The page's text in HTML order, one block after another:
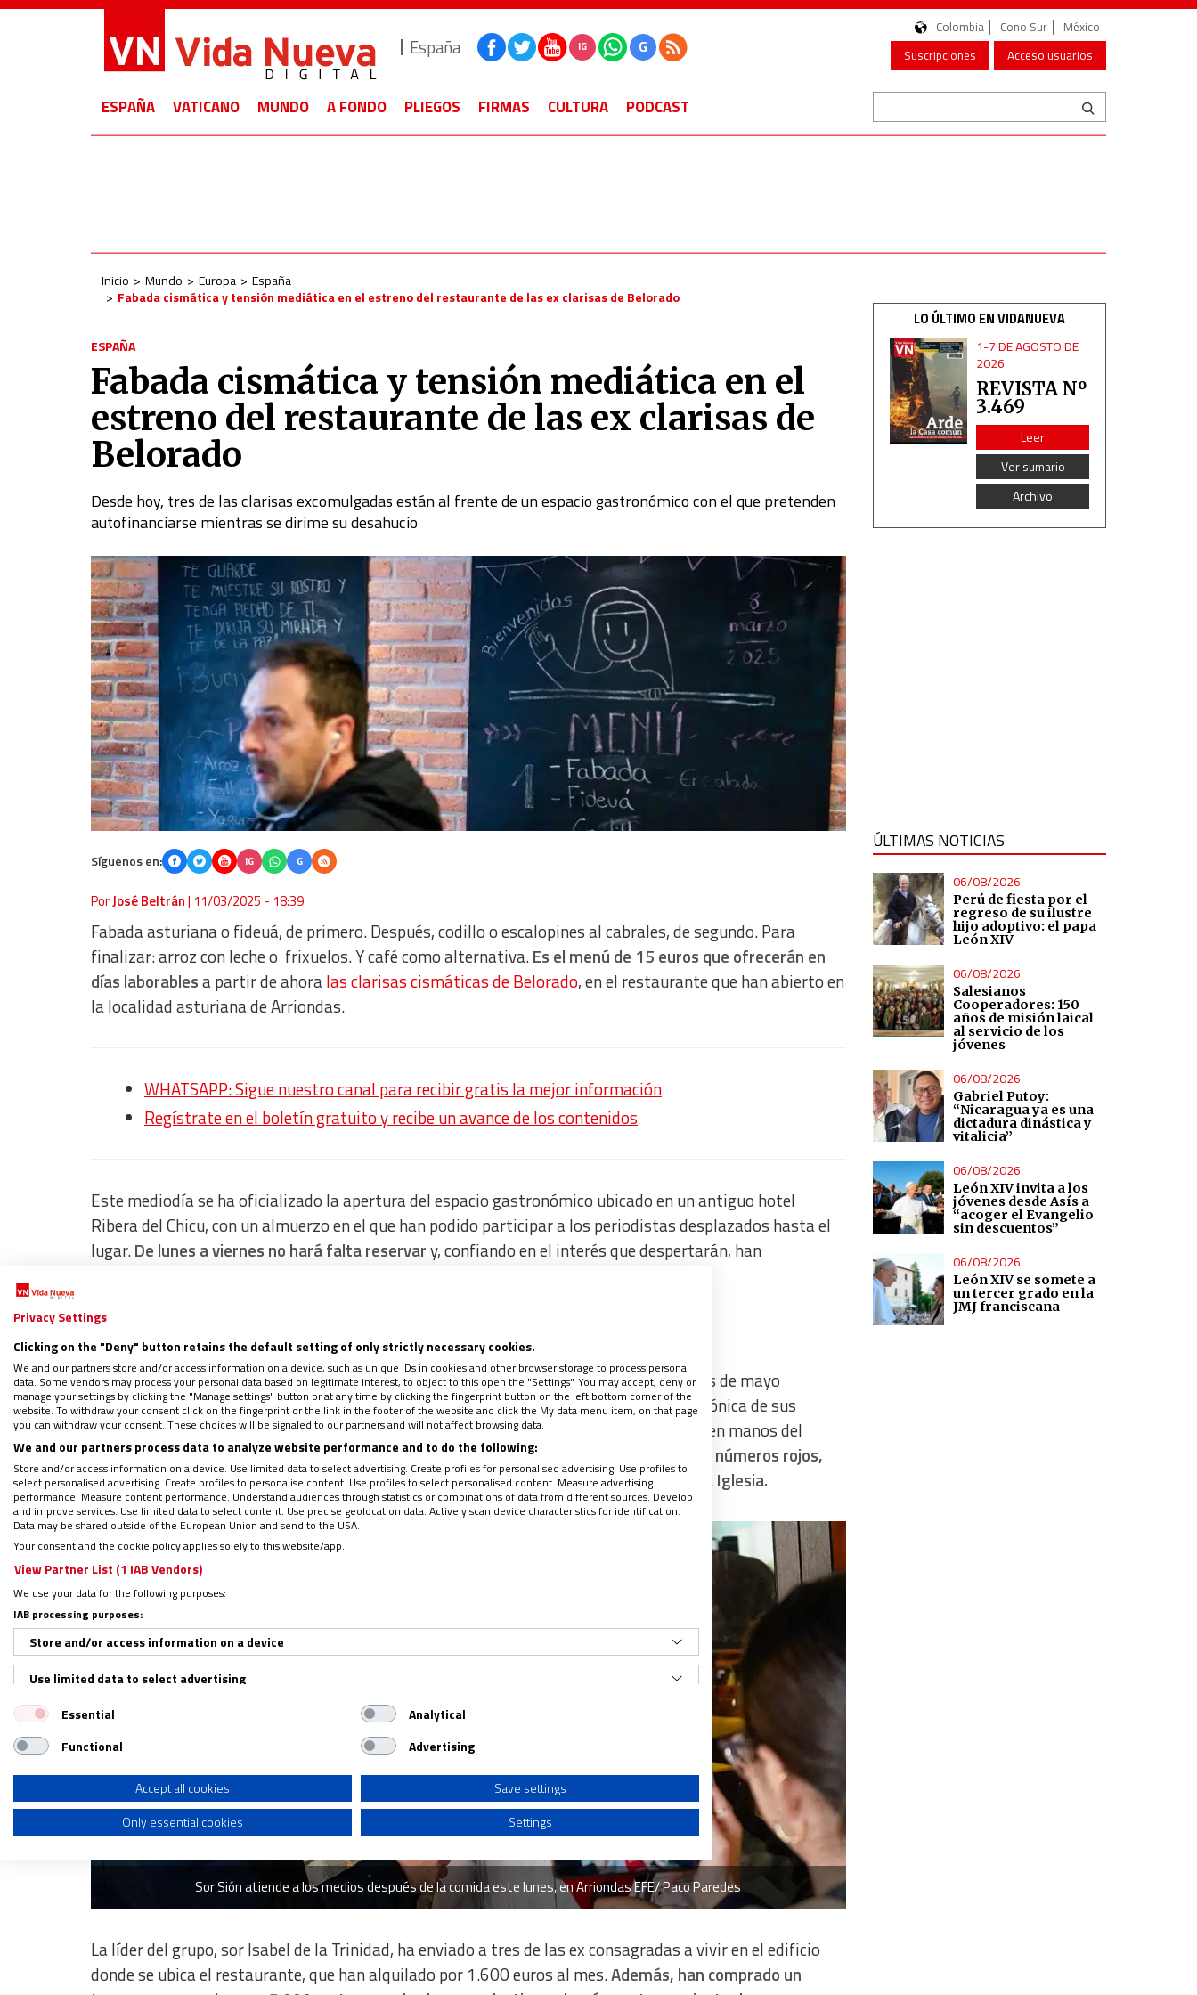
España IG G
Colombia Cono Sur
México
Suscripciones
Acceso usuarios
ESPAÑA VATICANO MUNDO A FONDO PLIEGOS FIRMAS CULTURA PODCAST
Inicio Mundo Europa
España
Fabada cismática y tensión mediática en el estreno del restaurante de las ex clarisas de Belorado
ESPAÑA
Fabada cismática y tensión mediática en el
estreno del restaurante de las ex clarisas de
Belorado
Desde hoy, tres de las clarisas excomulgadas están al frente de un espacio gastronómico con el que pretenden
autofinanciarse mientras se dirime su desahucio
Síguenos en: IG G
PorJosé Beltrán| 11/03/2025 - 18:39
Fabada asturiana o fideuá, de primero. Después, codillo o escalopines al cabrales, de segundo. Para
finalizar: arroz con leche o frixuelos. Y café como alternativa.Es el menú de 15 euros que ofrecerán en
días laborablesa partir de ahoralas clarisas cismáticas de Belorado, en el restaurante que han abierto en
la localidad asturiana de Arriondas.
WHATSAPP: Sigue nuestro canal para recibir gratis la mejor información
Regístrate en el boletín gratuito y recibe un avance de los contenidos
Este mediodía se ha oficializado la apertura del espacio gastronómico ubicado en un antiguo hotel
Ribera del Chicu, con un almuerzo en el que han podido participar a los periodistas desplazados hasta el
lugar.De lunes a viernes no hará falta reservary, confiando en el interés que despertarán, han
Situación agónica
Las monjas excomulgadas que decidieron separarse de la Iglesia católica el pasado mes de mayo
decidieron embarcarse en esta nueva aventura empresarial, después de la situación agónica de sus
finanzas ya antes de que la Santa Sede pusiera la gestión del patrimonio del convento en manos del
arzobispo de Burgos, Mario Iceta, como comisario pontificio.Ahora, confían salir de los números rojos,
mientras la Justicia decide sobre la demanda de desahucio que interpuso contra ellas la Iglesia.
Sor Sión atiende a los medios después de la comida este lunes, en Arriondas EFE/ Paco Paredes
La líder del grupo, sor Isabel de la Trinidad, ha enviado a tres de las ex consagradas a vivir en el edificio
donde se ubica el restaurante, que han alquilado por 1.600 euros al mes.Además, han comprado un
LO ÚLTIMO EN VIDANUEVA
1-7 DE AGOSTO DE
2026
REVISTA Nº
3.469
Leer
Ver sumario
Archivo
ÚLTIMAS NOTICIAS
06/08/2026
Perú de fiesta por el
regreso de su ilustre
hijo adoptivo: el papa
León XIV
06/08/2026
Salesianos
Cooperadores: 150
años de misión laical
al servicio de los
jóvenes
06/08/2026
Gabriel Putoy:
“Nicaragua ya es una
dictadura dinástica y
vitalicia”
06/08/2026
León XIV invita a los
jóvenes desde Asís a
“acoger el Evangelio
sin descuentos”
06/08/2026
León XIV se somete a
un tercer grado en la
JMJ franciscana
Privacy Settings
Clicking on the "Deny" button retains the default setting of only strictly necessary cookies.
We and our partners store and/or access information on a device, such as unique IDs in cookies and other browser storage to process personal
data. Some vendors may process your personal data based on legitimate interest, to object to this open the "Settings". You may accept, deny or
manage your settings by clicking the "Manage settings" button or at any time by clicking the fingerprint button on the left bottom corner of the
website. To withdraw your consent click on the fingerprint or the link in the footer of the website and click the My data menu item, on that page
you can withdraw your consent. These choices will be signaled to our partners and will not affect browsing data.
We and our partners process data to analyze website performance and to do the following:
Store and/or access information on a device. Use limited data to select advertising. Create profiles for personalised advertising. Use profiles to
select personalised advertising. Create profiles to personalise content. Use profiles to select personalised content. Measure advertising
performance. Measure content performance. Understand audiences through statistics or combinations of data from different sources. Develop
and improve services. Use limited data to select content. Use precise geolocation data. Actively scan device characteristics for identification.
Data may be shared outside of the European Union and send to the USA.
Your consent and the cookie policy applies solely to this website/app.
View Partner List (1 IAB Vendors)
We use your data for the following purposes:
IAB processing purposes:
Store and/or access information on a device
Use limited data to select advertising
Create profiles for personalised advertising
Use profiles to select personalised advertising
Create profiles to personalise content
Use profiles to select personalised content
Measure advertising performance
Measure content performance
Develop and improve services
Essential
Analytical
Functional
Advertising
Accept all cookies
Save settings
Only essential cookies
Settings